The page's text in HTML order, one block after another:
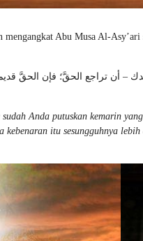
Abu Musa Al-
– أن تراجع الحقَّ؛ فإن الحقَّ
Anda putuskan kemarin
kebenaran itu sesungguhnya